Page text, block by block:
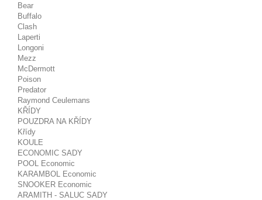
Bear
Buffalo
Clash
Laperti
Longoni
Mezz
McDermott
Poison
Predator
Raymond Ceulemans
KŘÍDY
POUZDRA NA KŘÍDY
Křídy
KOULE
ECONOMIC SADY
POOL Economic
KARAMBOL Economic
SNOOKER Economic
ARAMITH - SALUC SADY